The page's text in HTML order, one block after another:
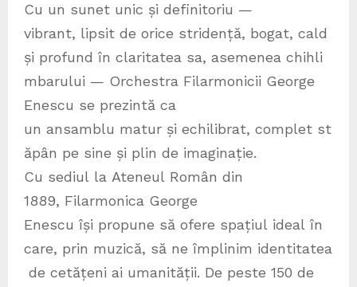
Cu un sunet unic și definitoriu —
vibrant, lipsit de orice stridență, bogat, cald
și profund în claritatea sa, asemenea chihli
mbarului — Orchestra Filarmonicii George
Enescu se prezintă ca
un ansamblu matur și echilibrat, complet st
ăpân pe sine și plin de imaginație.
Cu sediul la Ateneul Român din
1889, Filarmonica George
Enescu își propune să ofere spațiul ideal în
care, prin muzică, să ne împlinim identitatea
de cetățeni ai umanității. De peste 150 de